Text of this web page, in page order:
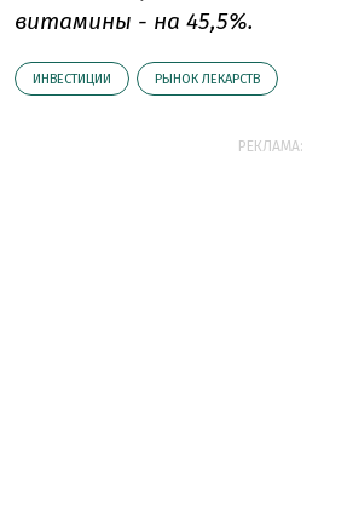
витамины - на 45,5%.
ИНВЕСТИЦИИ РЫНОК ЛЕКАРСТВ
РЕКЛАМА: